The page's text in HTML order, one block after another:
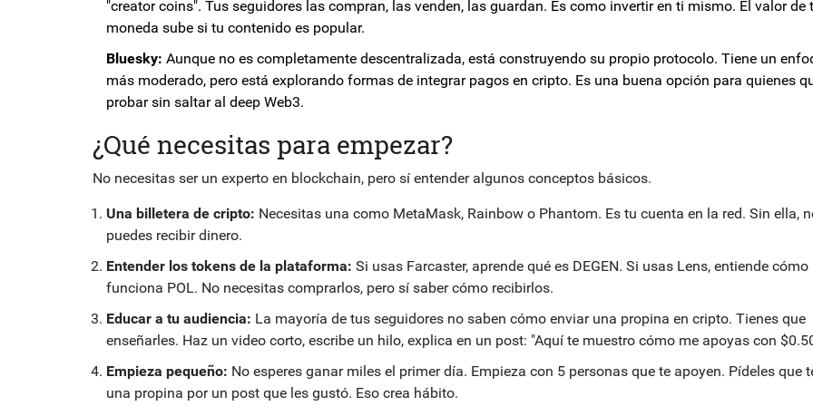
"creator coins". Tus seguidores las compran, las venden, las guardan. Es como invertir en ti mismo. El valor de
moneda sube si tu contenido es popular.
Bluesky: Aunque no es completamente descentralizada, está construyendo su propio protocolo. Tiene un
más moderado, pero está explorando formas de integrar pagos en cripto. Es una buena opción para quienes
probar sin saltar al deep Web3.
¿Qué necesitas para empezar?
No necesitas ser un experto en blockchain, pero sí entender algunos conceptos básicos.
Una billetera de cripto: Necesitas una como MetaMask, Rainbow o Phantom. Es tu cuenta en la red. Sin ella,
puedes recibir dinero.
Entender los tokens de la plataforma: Si usas Farcaster, aprende qué es DEGEN. Si usas Lens, entiende cómo
funciona POL. No necesitas comprarlos, pero sí saber cómo recibirlos.
Educar a tu audiencia: La mayoría de tus seguidores no saben cómo enviar una propina en cripto. Tienes que
enseñarles. Haz un video corto, escribe un hilo, explica en un post: "Aquí te muestro cómo me apoyas con
Empieza pequeño: No esperes ganar miles el primer día. Empieza con 5 personas que te apoyen. Pídeles que
una propina por un post que les gustó. Eso crea hábito.